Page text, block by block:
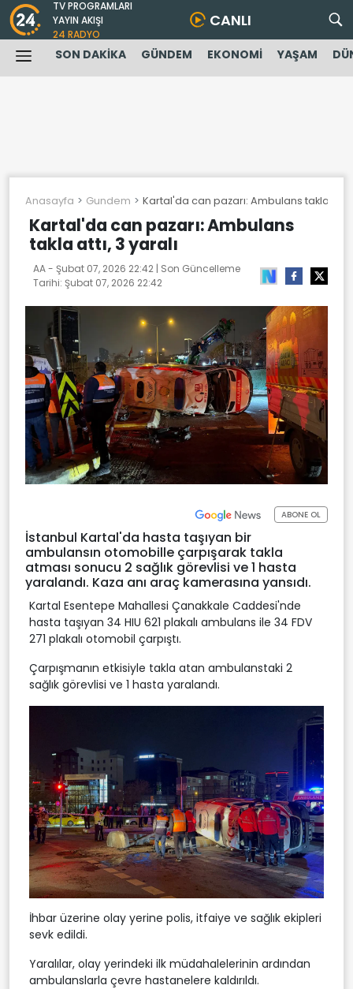
TV PROGRAMLARI
YAYIN AKIŞI
24 RADYO
CANLI
SON DAKİKA GÜNDEM EKONOMİ YAŞAM
Anasayfa Gundem Kartal'da can pazarı: Ambulans takla attı,
Kartal'da can pazarı: Ambulans
takla attı, 3 yaralı
AA - Şubat 07, 2026 22:42 | Son Güncelleme
Tarihi: Şubat 07, 2026 22:42
ABONE OL
İstanbul Kartal'da hasta taşıyan bir
ambulansın otomobille çarpışarak takla
atması sonucu 2 sağlık görevlisi ve 1 hasta
yaralandı. Kaza anı araç kamerasına yansıdı.
Kartal Esentepe Mahallesi Çanakkale Caddesi'nde
hasta taşıyan 34 HIU 621 plakalı ambulans ile 34 FDV
271 plakalı otomobil çarpıştı.
Çarpışmanın etkisiyle takla atan ambulanstaki 2
sağlık görevlisi ve 1 hasta yaralandı.
İhbar üzerine olay yerine polis, itfaiye ve sağlık ekipleri
sevk edildi.
Yaralılar, olay yerindeki ilk müdahalelerinin ardından
ambulanslarla çevre hastanelere kaldırıldı.